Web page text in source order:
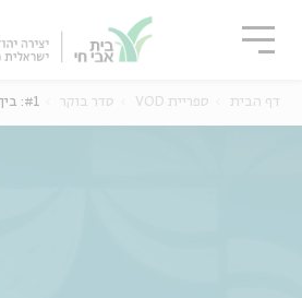
דף הבית ספריית VOD סדר בוקר #1: בין יהודה לישראל
סגור